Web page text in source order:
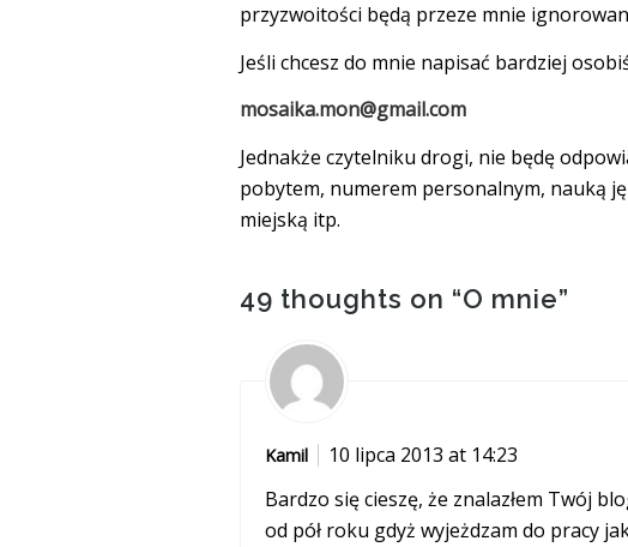
przyzwoitości będą przeze mnie
Jeśli chcesz do mnie napisać bardziej
mosaika.mon@gmail.com
Jednakże czytelniku drogi, nie będę
pobytem, numerem personalnym, nauką
miejską itp.
49 thoughts on “O mnie”
Kamil
10 lipca 2013 at 14:23
Bardzo się cieszę, że znalazłem Twój
od pół roku gdyż wyjeżdzam do pracy